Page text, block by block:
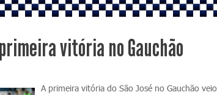
vitória no Gauchão
A primeira vitória do São José no Gauchão veio